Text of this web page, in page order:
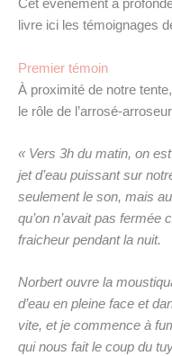
Cet événement a
livre ici les témoignages
Premier témoin
À proximité de notre
le rôle de l’arrosé-
« Vers 3h du matin, on
jet d’eau puissant sur
seulement le son, mais
qu’on n’avait pas
fraicheur pendant la nuit.
Norbert ouvre la
d’eau en pleine face et
vite, et je commence à
qui nous fait le coup du